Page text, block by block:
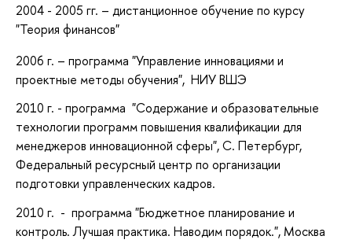
2004 - 2005 гг. – дистанционное обучение по курсу
"Теория финансов"
2006 г. – программа "Управление инновациями и
проектные методы обучения", НИУ ВШЭ
2010 г. - программа "Содержание и образовательные
технологии программ повышения квалификации для
менеджеров инновационной сферы", С. Петербург,
Федеральный ресурсный центр по организации
подготовки управленческих кадров.
2010 г. - программа "Бюджетное планирование и
контроль. Лучшая практика. Наводим порядок.", Москва